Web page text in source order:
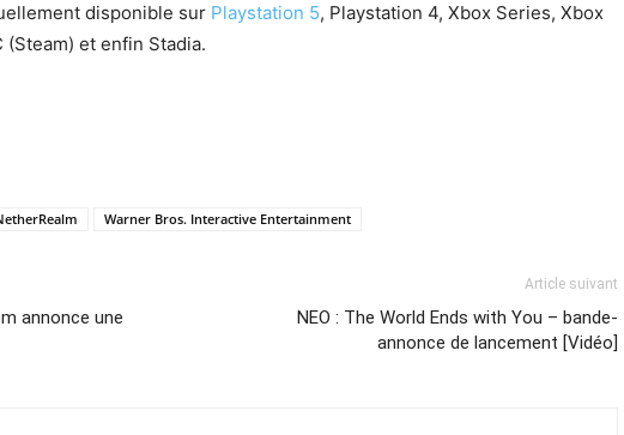
disponible sur Playstation 5, Playstation 4, Xbox Series, Xbox
(Steam) et enfin Stadia.
Warner Bros. Interactive Entertainment
annonce une
Article suivant
NEO : The World Ends with You – bande-
annonce de lancement [Vidéo]